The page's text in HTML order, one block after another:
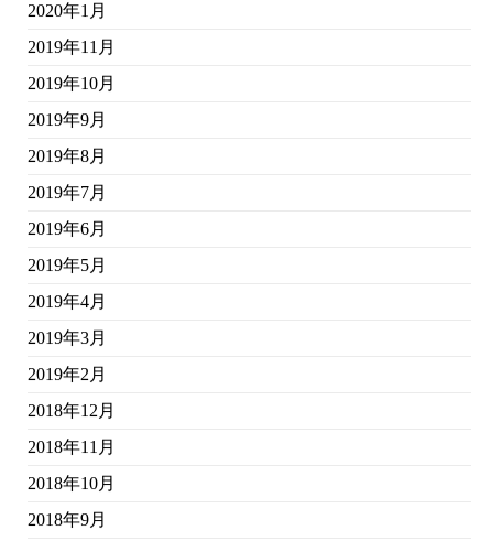
2020年1月
2019年11月
2019年10月
2019年9月
2019年8月
2019年7月
2019年6月
2019年5月
2019年4月
2019年3月
2019年2月
2018年12月
2018年11月
2018年10月
2018年9月